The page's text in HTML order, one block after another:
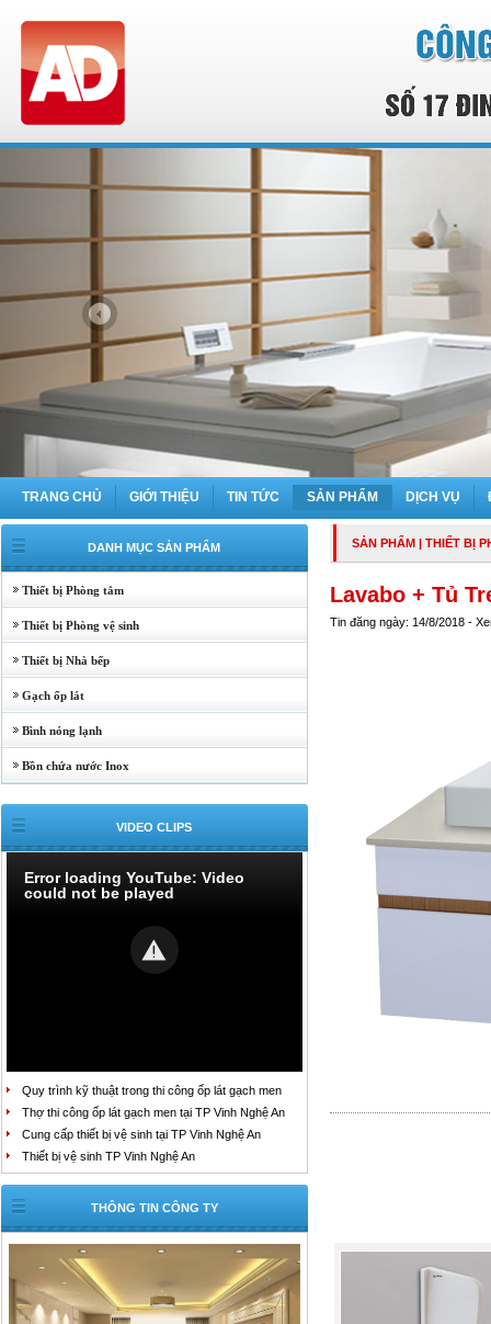
TRANG CHỦ GIỚI THIỆU TIN TỨC SẢN PHẨM DỊCH VỤ
DANH MỤC SẢN PHẨM
Thiết bị Phòng tắm
Thiết bị Phòng vệ sinh
Thiết bị Nhà bếp
Gạch ốp lát
Bình nóng lạnh
Bồn chứa nước Inox
VIDEO CLIPS
Error loading YouTube: Video
could not be played
Quy trình kỹ thuật trong thi công ốp lát gạch men
Thợ thi công ốp lát gạch men tại TP Vinh Nghệ An
Cung cấp thiết bị vệ sinh tại TP Vinh Nghệ An
Thiết bị vệ sinh TP Vinh Nghệ An
THÔNG TIN CÔNG TY
SẢN PHẨM| THIẾT BỊ
Lavabo + Tủ
Tin đăng ngày: 14/8/2018 -